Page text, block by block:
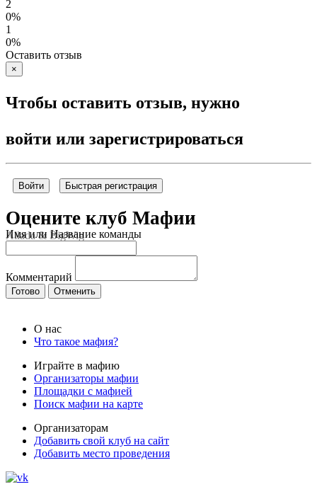
2
0%
1
0%
Оставить отзыв
×
Чтобы оставить отзыв, нужно
войти или зарегистрироваться
Войти Быстрая регистрация
Оцените клуб Мафии
Allada & BigWig
Имя или Название команды
Комментарий
Готово Отменить
О нас
Что такое мафия?
Играйте в мафию
Организаторы мафии
Площадки с мафией
Поиск мафии на карте
Организаторам
Добавить свой клуб на сайт
Добавить место проведения